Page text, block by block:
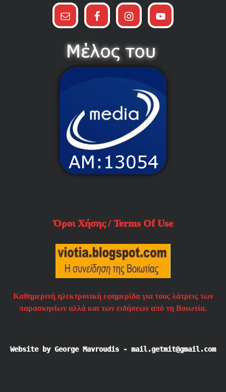
Όροι Χήσης / Terms Of Use
Καθημερινή ηλεκτρονική εφημερίδα για τους λάτρεις των
παρασκηνίων αλλά και των ειδήσεων από τη Βοιωτία.
Website by George Mavroudis - mail.getmit@gmail.com